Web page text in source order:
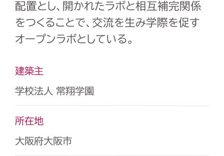
配置とし、開かれたラボと相互補完関係
をつくることで、交流を生み学際を促す
オープンラボとしている。
建築主
学校法人 常翔学園
所在地
大阪府大阪市